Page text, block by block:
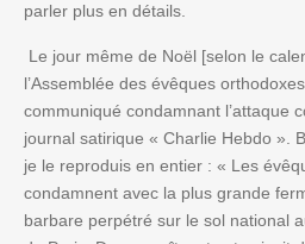
parler plus en détails.
Le jour même de Noël [selon le
l’Assemblée des évêques
communiqué condamnant l’attaque
journal satirique « Charlie Hebdo ».
je le reproduis en entier : « Les
condamnent avec la plus grande
barbare perpétré sur le sol national